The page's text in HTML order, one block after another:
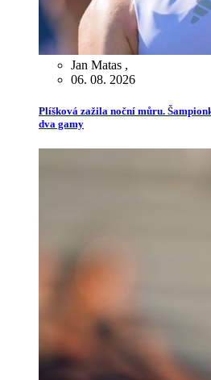
Jan Matas ,
06. 08. 2026
Plíšková zažila noční můru.
dva gamy